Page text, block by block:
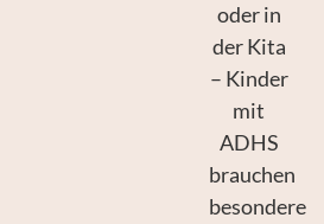
oder in
der Kita
– Kinder
mit
ADHS
brauchen
besondere